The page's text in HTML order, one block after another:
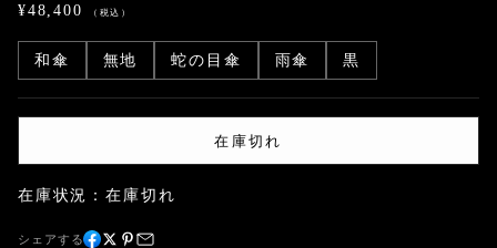
セール価格
¥48,400
和傘 無地 蛇の目傘 雨傘 黒
在庫切れ
在庫状況：在庫切れ
シェアする